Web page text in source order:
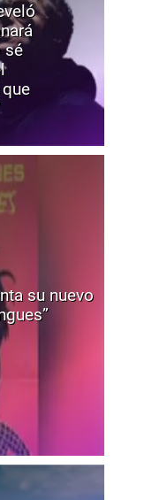
sé
su nuevo